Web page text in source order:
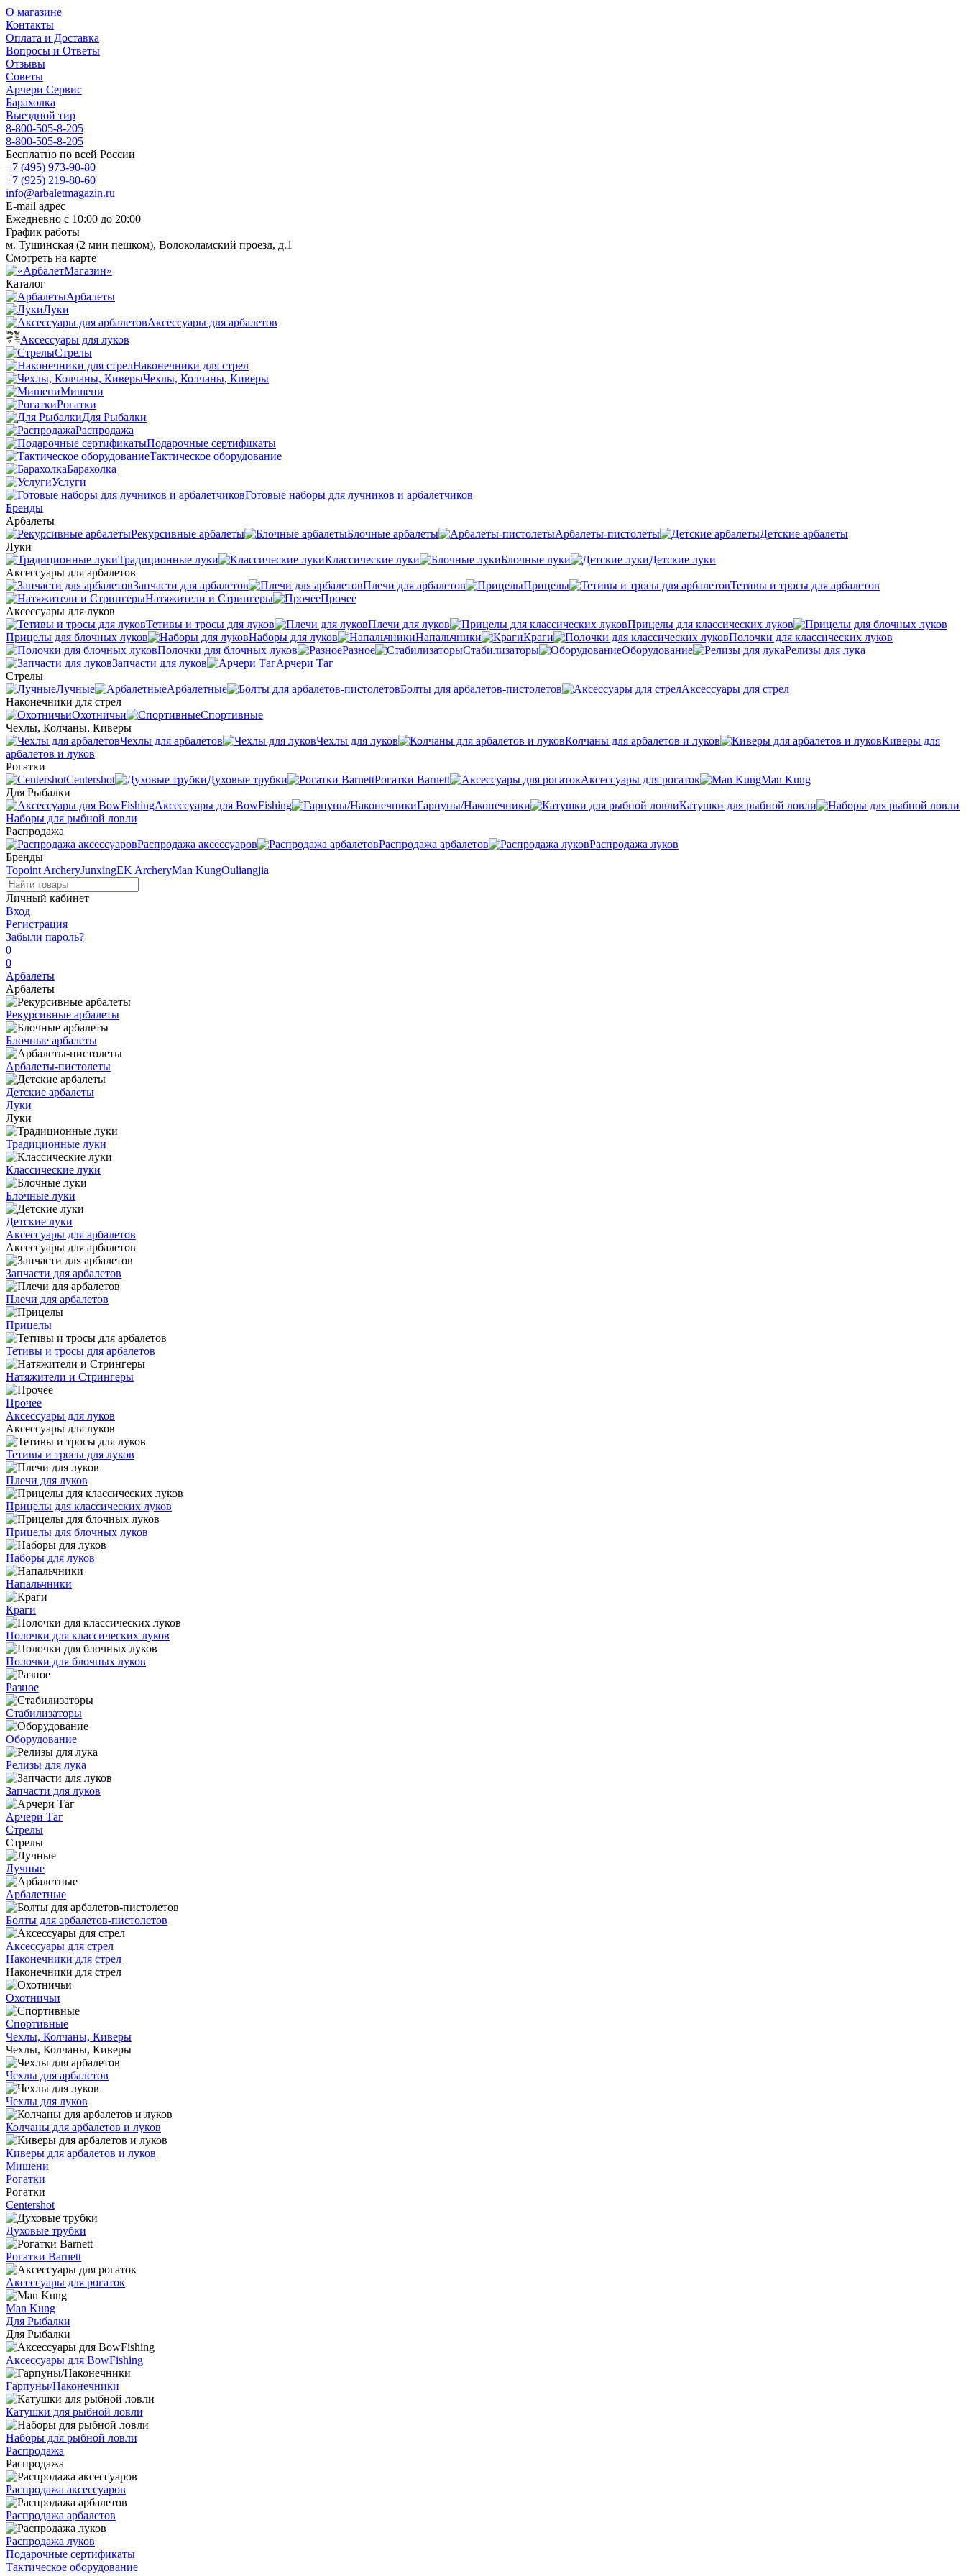
О магазине
Контакты
Оплата и Доставка
Вопросы и Ответы
Отзывы
Советы
Арчери Сервис
Барахолка
Выездной тир
8-800-505-8-205
8-800-505-8-205
Бесплатно по всей России
+7 (495) 973-90-80
+7 (925) 219-80-60
info@arbaletmagazin.ru
E-mail адрес
Ежедневно с 10:00 до 20:00
График работы
м. Тушинская (2 мин пешком), Волоколамский проезд, д.1
Смотреть на карте
Каталог
Арбалеты
Луки
Аксессуары для арбалетов
Аксессуары для луков
Стрелы
Наконечники для стрел
Чехлы, Колчаны, Киверы
Мишени
Рогатки
Для Рыбалки
Распродажа
Подарочные сертификаты
Тактическое оборудование
Барахолка
Услуги
Готовые наборы для лучников и арбалетчиков
Бренды
Арбалеты
Рекурсивные арбалеты
Блочные арбалеты Арбалеты-пистолеты
Детские арбалеты
Луки
Традиционные луки
Классические луки Блочные луки
Детские луки
Аксессуары для арбалетов
Запчасти для арбалетов
Плечи для арбалетов Прицелы
Тетивы и тросы для арбалетов
Натяжители и Стрингеры
Прочее
Аксессуары для луков
Тетивы и тросы для луков
Плечи для луков
Прицелы для классических луков
Прицелы для блочных луков
Наборы для луков Напальчники Краги
Полочки для классических луков
Полочки для блочных луков
Разное Стабилизаторы Оборудование
Релизы для лука
Запчасти для луков
Арчери Таг
Стрелы
Лучные
Арбалетные Болты для арбалетов-пистолетов
Аксессуары для стрел
Наконечники для стрел
Охотничьи
Спортивные
Чехлы, Колчаны, Киверы
Чехлы для арбалетов
Чехлы для луков Колчаны для арбалетов и луков
Киверы для
арбалетов и луков
Рогатки
Centershot
Духовые трубки Рогатки Barnett Аксессуары для рогаток
Man Kung
Для Рыбалки
Аксессуары для BowFishing
Гарпуны/Наконечники
Катушки для рыбной ловли
Наборы для рыбной ловли
Распродажа
Распродажа аксессуаров
Распродажа арбалетов
Распродажа луков
Бренды
Topoint ArcheryJunxingEK ArcheryMan KungOuliangjia
Личный кабинет
Вход
Регистрация
Забыли пароль?
0
0
Арбалеты
Арбалеты
Рекурсивные арбалеты
Блочные арбалеты
Арбалеты-пистолеты
Детские арбалеты
Луки
Луки
Традиционные луки
Классические луки
Блочные луки
Детские луки
Аксессуары для арбалетов
Аксессуары для арбалетов
Запчасти для арбалетов
Плечи для арбалетов
Прицелы
Тетивы и тросы для арбалетов
Натяжители и Стрингеры
Прочее
Аксессуары для луков
Аксессуары для луков
Тетивы и тросы для луков
Плечи для луков
Прицелы для классических луков
Прицелы для блочных луков
Наборы для луков
Напальчники
Краги
Полочки для классических луков
Полочки для блочных луков
Разное
Стабилизаторы
Оборудование
Релизы для лука
Запчасти для луков
Арчери Таг
Стрелы
Стрелы
Лучные
Арбалетные
Болты для арбалетов-пистолетов
Аксессуары для стрел
Наконечники для стрел
Наконечники для стрел
Охотничьи
Спортивные
Чехлы, Колчаны, Киверы
Чехлы, Колчаны, Киверы
Чехлы для арбалетов
Чехлы для луков
Колчаны для арбалетов и луков
Киверы для арбалетов и луков
Мишени
Рогатки
Рогатки
Centershot
Духовые трубки
Рогатки Barnett
Аксессуары для рогаток
Man Kung
Для Рыбалки
Для Рыбалки
Аксессуары для BowFishing
Гарпуны/Наконечники
Катушки для рыбной ловли
Наборы для рыбной ловли
Распродажа
Распродажа
Распродажа аксессуаров
Распродажа арбалетов
Распродажа луков
Подарочные сертификаты
Тактическое оборудование